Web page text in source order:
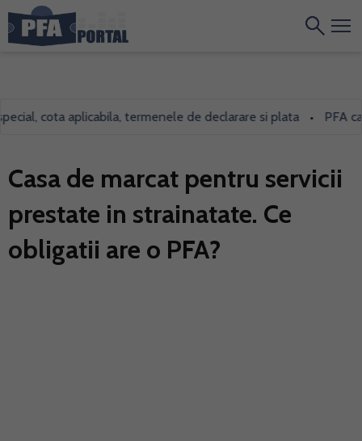
cota aplicabila, termenele de declarare si plata • PFA
Casa de marcat pentru servicii
prestate in strainatate. Ce
obligatii are o PFA?